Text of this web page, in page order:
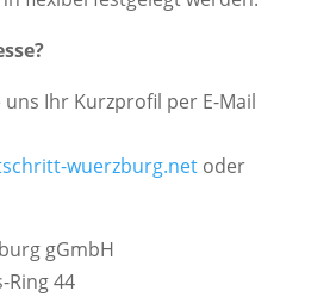
uns Ihr Kurzprofil per E-Mail
wuerzburg.netoder
gGmbH
Ring 44